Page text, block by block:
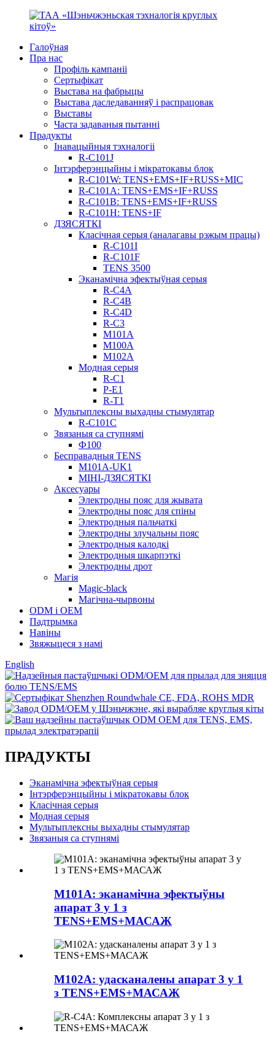
Галоўная
Пра нас
Профіль кампаніі
Сертыфікат
Выстава на фабрыцы
Выстава даследаванняў і распрацовак
Выставы
Часта задаваныя пытанні
Прадукты
Інавацыйныя тэхналогіі
R-C101J
Інтэрферэнцыйны і мікратокавы блок
R-C101W: TENS+EMS+IF+RUSS+MIC
R-C101A: TENS+EMS+IF+RUSS
R-C101B: TENS+EMS+IF+RUSS
R-C101H: TENS+IF
ДЗЯСЯТКІ
Класічная серыя (аналагавы рэжым працы)
R-C101I
R-C101F
TENS 3500
Эканамічна эфектыўная серыя
R-C4A
R-C4B
R-C4D
R-C3
М101А
М100А
М102А
Модная серыя
R-C1
Р-Е1
R-T1
Мультыплексны выхадны стымулятар
R-C101C
Звязаныя са ступнямі
Ф100
Бесправадныя TENS
M101A-UK1
МІНІ-ДЗЯСЯТКІ
Аксесуары
Электродны пояс для жывата
Электродны пояс для спіны
Электродныя пальчаткі
Электродны злучальны пояс
Электродныя калодкі
Электродныя шкарпэткі
Электродны дрот
Магія
Magic-black
Магічна-чырвоны
ODM і OEM
Падтрымка
Навіны
Звяжыцеся з намі
English
ПРАДУКТЫ
Эканамічна эфектыўная серыя
Інтэрферэнцыйны і мікратокавы блок
Класічная серыя
Модная серыя
Мультыплексны выхадны стымулятар
Звязаныя са ступнямі
M101A: эканамічна эфектыўны
апарат 3 у 1 з
TENS+EMS+МАСАЖ
M102A: удасканалены апарат 3 у 1
з TENS+EMS+МАСАЖ